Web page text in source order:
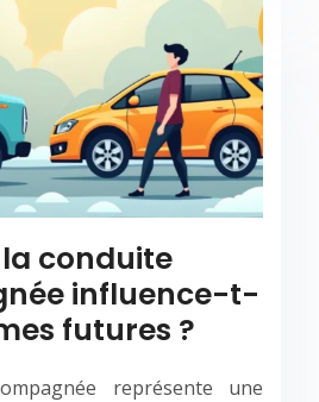
conduite
influence-t-
futures ?
représente une